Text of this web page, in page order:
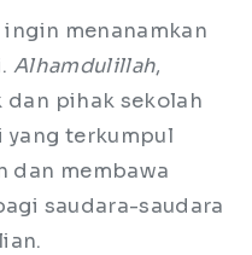
menanamkan
Alhamdulillah,
pihak sekolah
yang terkumpul
dan membawa
saudara-saudara